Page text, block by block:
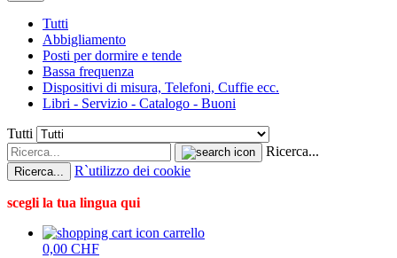
Tutti
Abbigliamento
Posti per dormire e tende
Bassa frequenza
Dispositivi di misura, Telefoni, Cuffie ecc.
Libri - Servizio - Catalogo - Buoni
Tutti
Ricerca...
Ricerca... R`utilizzo dei cookie
scegli la tua lingua qui
carrello
0,00 CHF